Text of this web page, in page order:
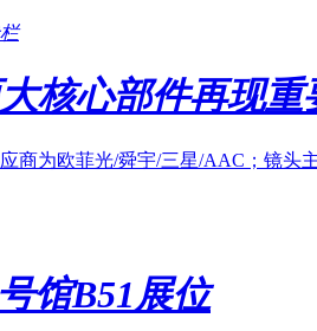
核心部件再现重
商为欧菲光/舜宇/三星/AAC；镜
馆B51展位